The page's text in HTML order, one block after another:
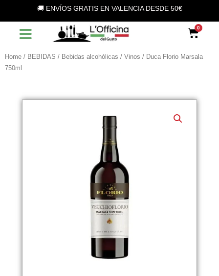
contenuto
🚚 ENVÍOS GRATIS EN VALENCIA DESDE 50€
Home / BEBIDAS / Bebidas alcohólicas / Vinos / Duca Florio Marsala
750ml